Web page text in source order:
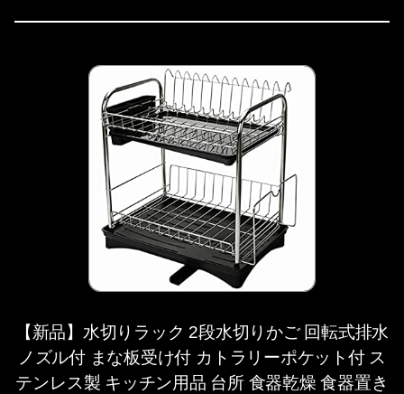
【新品】水切りラック 2段水切りかご 回転式排水
ノズル付 まな板受け付 カトラリーポケット付 ス
テンレス製 キッチン用品 台所 食器乾燥 食器置き